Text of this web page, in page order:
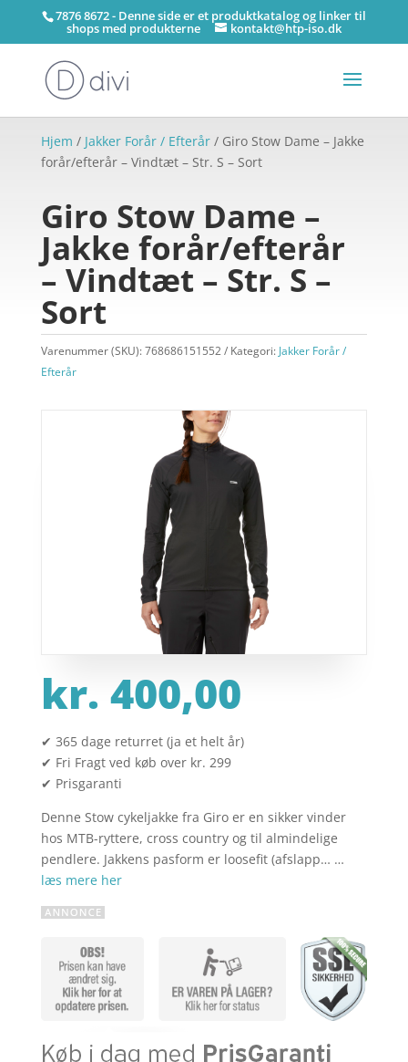
7876 8672 - Denne side er et produktkatalog og linker til
shops med produkterne kontakt@htp-iso.dk
Hjem / Jakker Forår / Efterår/ Giro Stow Dame – Jakke
forår/efterår – Vindtæt – Str. S – Sort
Giro Stow Dame –
Jakke forår/efterår
– Vindtæt – Str. S –
Sort
Varenummer (SKU):768686151552 Kategori: Jakker Forår /
Efterår
kr. 400,00
✔ 365 dage returret (ja et helt år)
✔ Fri Fragt ved køb over kr. 299
✔ Prisgaranti
Denne Stow cykeljakke fra Giro er en sikker vinder
hos MTB-ryttere, cross country og til almindelige
pendlere. Jakkens pasform er loosefit (afslapp… …
læs mere her